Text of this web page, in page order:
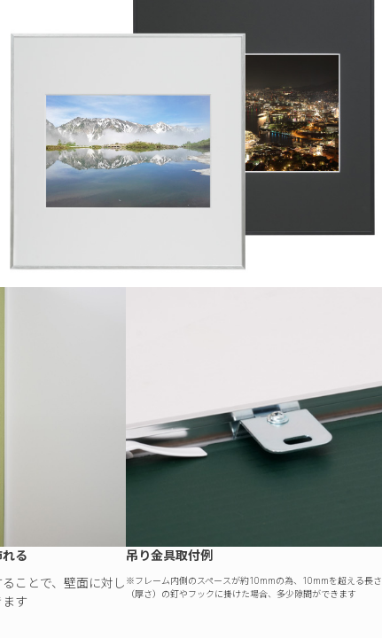
る
ことで、壁面に対し
ます
吊り金具取付例
※フレーム内側のスペースが約10mmの為、10mmを超える長さ
（厚さ）の釘やフックに掛けた場合、多少隙間ができます